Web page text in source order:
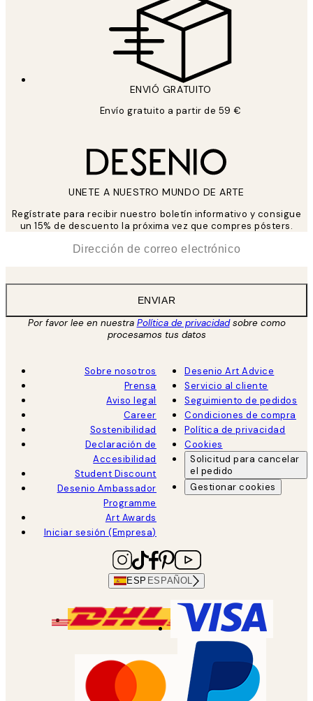
ENVIÓ GRATUITO
Envío gratuito a partir de 59 €
UNETE A NUESTRO MUNDO DE ARTE
Regístrate para recibir nuestro boletín informativo y consigue
un 15% de descuento la próxima vez que compres pósters.
ENVIAR
Por favor lee en nuestra Política de privacidadsobre como
procesamos tus datos
Sobre nosotros
Prensa
Aviso legal
Career
Sostenibilidad
Declaración de
Accesibilidad
Student Discount
Desenio Ambassador
Programme
Art Awards
Iniciar sesión (Empresa)
Desenio Art Advice
Servicio al cliente
Seguimiento de pedidos
Condiciones de compra
Política de privacidad
Cookies
Solicitud para cancelar
el pedido
Gestionar cookies
ESP ESPAÑOL